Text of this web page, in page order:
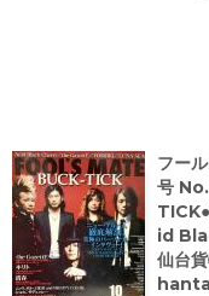
フー
号
id
仙台